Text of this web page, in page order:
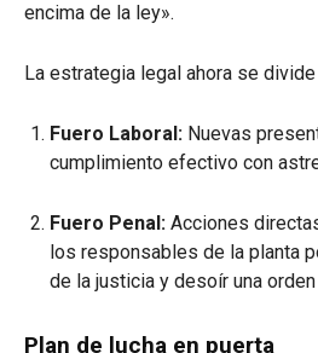
encima de la ley».
La estrategia legal ahora se
Fuero Laboral: Nuevas
cumplimiento efectivo con
Fuero Penal: Acciones
los responsables de la planta
de la justicia y desoír una
Plan de lucha en puerta